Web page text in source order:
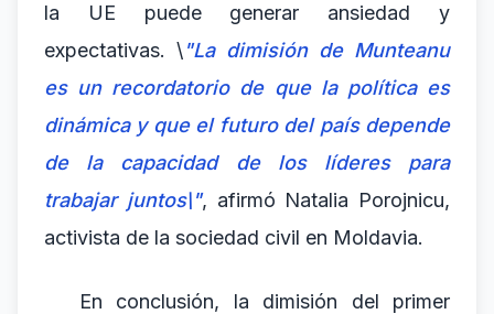
la UE puede generar ansiedad y
expectativas. \"La dimisión de Munteanu
es un recordatorio de que la política es
dinámica y que el futuro del país depende
de la capacidad de los líderes para
trabajar juntos\", afirmó Natalia Porojnicu,
activista de la sociedad civil en Moldavia.
En conclusión, la dimisión del primer